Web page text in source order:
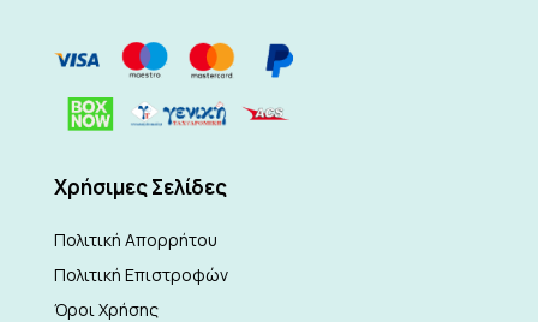
Xρήσιμες Σελίδες
Πολιτική Απορρήτου
Πολιτική Επιστροφών
Όροι Χρήσης